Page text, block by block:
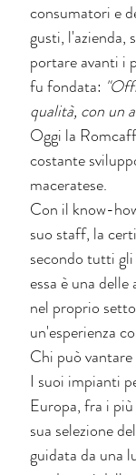
consumatori e
gusti, l'azienda,
portare avanti i
fu fondata:
qualità, con un
Oggi la
costante
maceratese.
Con il know-
suo staff, la
secondo tutti
essa è una
nel proprio
un'esperienza
Chi può
I suoi impianti
Europa, fra i
sua selezione
guidata da una